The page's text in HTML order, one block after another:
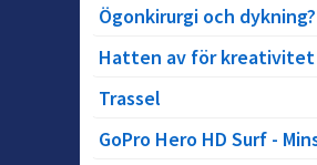
Ögonkirurgi och dykning?
Hatten av för
Trassel
GoPro Hero HD Surf -